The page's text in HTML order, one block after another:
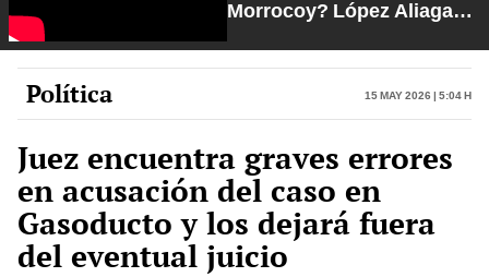
Morrocoy? López Aliaga
jugada al JNE | Arde Troya
con Juliana Oxenford
Política 15 May 2026 | 5:04 h
Juez encuentra graves errores
en acusación del caso en
Gasoducto y los dejará fuera
del eventual juicio